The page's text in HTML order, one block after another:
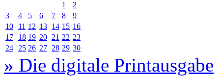
1
2
3
4 5 6 7 8
9
10
11 12 13 14 15 16
17
18 19 20 21 22 23
24
25 26 27 28 29 30
» Die digitale Printausgabe